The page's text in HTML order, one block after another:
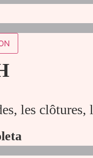
les clôtures,